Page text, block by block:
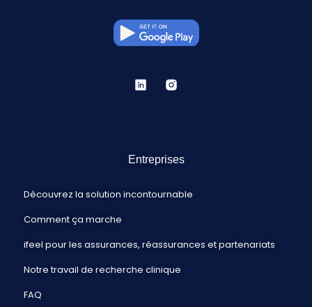
Entreprises
Découvrez la solution incontournable
Comment ça marche
ifeel pour les assurances, réassurances et partenariats
Notre travail de recherche clinique
FAQ